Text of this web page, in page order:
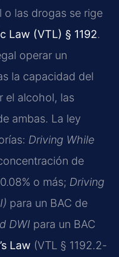
o las drogas se rige
Law (VTL) § 1192.
operar un
la capacidad del
el alcohol, las
ambas. La ley
Driving While
de
o más; Driving
para un BAC de
DWI para un BAC
Law (VTL § 1192.2-